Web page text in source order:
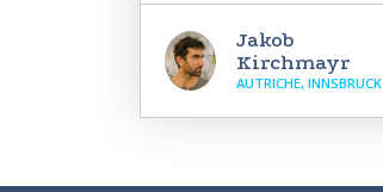
Jakob
Kirchmayr
AUTRICHE, INNSBRUCK